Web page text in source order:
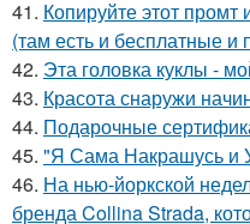
41. Копируйте этот промт
(там есть и бесплатные и
42. Эта головка куклы -
43. Красота снаружи
44. Подарочные
45. "Я Сама Накрашусь и
46. На нью-йоркской
бренда Collina Strada,